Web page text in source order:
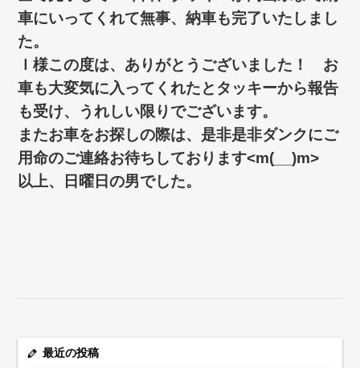
車にいってくれて無事、納車も完了いたしまし
た。
Ｉ様この度は、ありがとうございました！ お
車も大変気に入ってくれたとタッキーから報告
も受け、うれしい限りでございます。
またお車をお探しの際は、是非是非ダンクにご
用命のご連絡お待ちしております<m(__)m>
以上、日曜日の男でした。
最近の投稿